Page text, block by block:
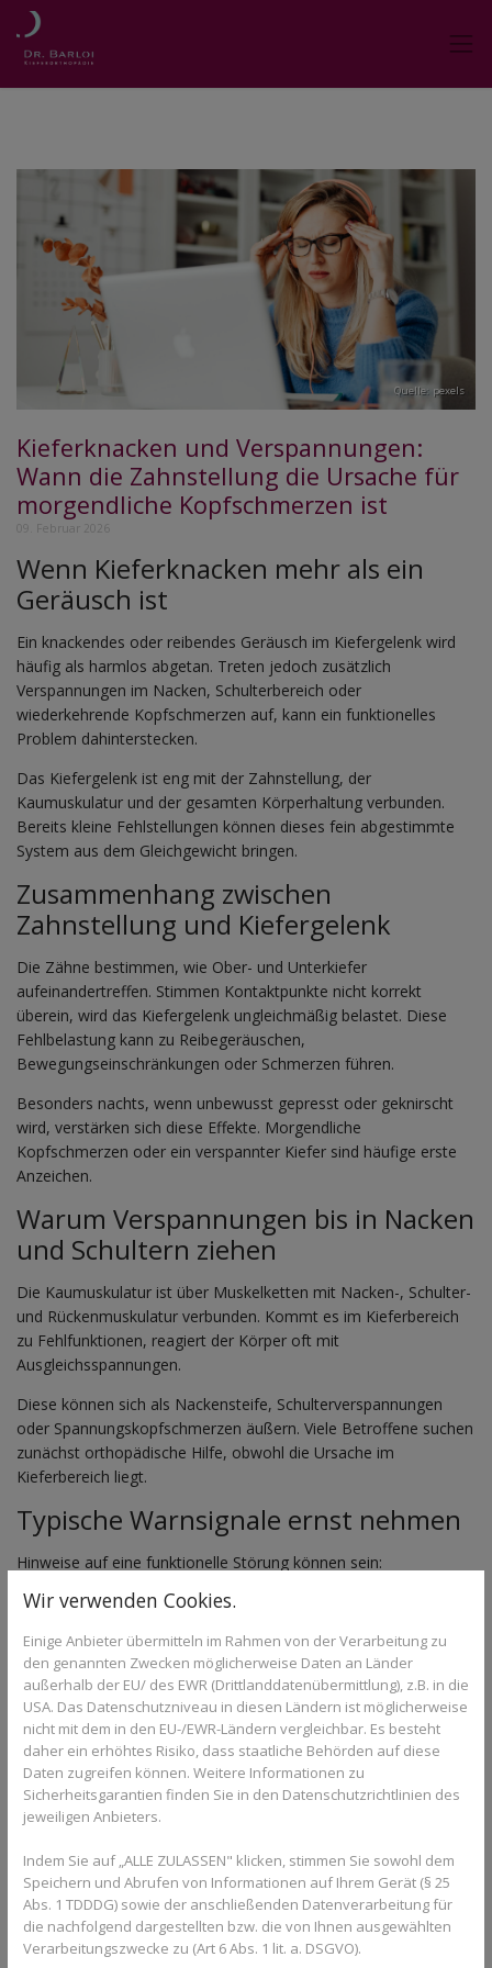
Quelle: pexels
Kieferknacken und Verspannungen:
Wann die Zahnstellung die Ursache für
morgendliche Kopfschmerzen ist
09. Februar 2026
Wenn Kieferknacken mehr als ein
Geräusch ist
Ein knackendes oder reibendes Geräusch im Kiefergelenk wird
häufig als harmlos abgetan. Treten jedoch zusätzlich
Verspannungen im Nacken, Schulterbereich oder
wiederkehrende Kopfschmerzen auf, kann ein funktionelles
Problem dahinterstecken.
Das Kiefergelenk ist eng mit der Zahnstellung, der
Kaumuskulatur und der gesamten Körperhaltung verbunden.
Bereits kleine Fehlstellungen können dieses fein abgestimmte
System aus dem Gleichgewicht bringen.
Zusammenhang zwischen
Zahnstellung und Kiefergelenk
Die Zähne bestimmen, wie Ober- und Unterkiefer
aufeinandertreffen. Stimmen Kontaktpunkte nicht korrekt
überein, wird das Kiefergelenk ungleichmäßig belastet. Diese
Fehlbelastung kann zu Reibegeräuschen,
Bewegungseinschränkungen oder Schmerzen führen.
Besonders nachts, wenn unbewusst gepresst oder geknirscht
wird, verstärken sich diese Effekte. Morgendliche
Kopfschmerzen oder ein verspannter Kiefer sind häufige erste
Anzeichen.
Warum Verspannungen bis in Nacken
und Schultern ziehen
Die Kaumuskulatur ist über Muskelketten mit Nacken-, Schulter-
und Rückenmuskulatur verbunden. Kommt es im Kieferbereich
zu Fehlfunktionen, reagiert der Körper oft mit
Ausgleichsspannungen.
Diese können sich als Nackensteife, Schulterverspannungen
oder Spannungskopfschmerzen äußern. Viele Betroffene suchen
zunächst orthopädische Hilfe, obwohl die Ursache im
Kieferbereich liegt.
Typische Warnsignale ernst nehmen
Hinweise auf eine funktionelle Störung können sein:
Knacken oder Reiben im Kiefergelenk
verspannter Kiefer nach dem Aufwachen
eingeschränkte Mundöffnung
Druckgefühl im Ohrbereich
Je früher diese Symptome abgeklärt werden, desto besser
lassen sich chronische Beschwerden vermeiden.
Kieferorthopädische Diagnostik bei
Beschwerden
In der Praxis von Dr. Barloi wird bei solchen Beschwerden nicht
nur die Zahnstellung betrachtet. Auch Bisslage,
Kieferbewegungen, Muskelspannung und funktionelle
Zusammenhänge werden analysiert.
Wir verwenden Cookies.
Einige Anbieter übermitteln im Rahmen von der Verarbeitung zu
den genannten Zwecken möglicherweise Daten an Länder
außerhalb der EU/ des EWR (Drittlanddatenübermittlung), z.B. in die
USA. Das Datenschutzniveau in diesen Ländern ist möglicherweise
nicht mit dem in den EU-/EWR-Ländern vergleichbar. Es besteht
daher ein erhöhtes Risiko, dass staatliche Behörden auf diese
Daten zugreifen können. Weitere Informationen zu
Sicherheitsgarantien finden Sie in den Datenschutzrichtlinien des
jeweiligen Anbieters.
Indem Sie auf „ALLE ZULASSEN" klicken, stimmen Sie sowohl dem
Speichern und Abrufen von Informationen auf Ihrem Gerät (§ 25
Abs. 1 TDDDG) sowie der anschließenden Datenverarbeitung für
die nachfolgend dargestellten bzw. die von Ihnen ausgewählten
Verarbeitungszwecke zu (Art 6 Abs. 1 lit. a. DSGVO).